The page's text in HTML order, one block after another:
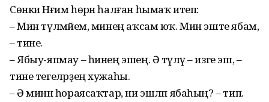
Сөнки Нәғим һөрән һалған һымаҡ итеп:
– Мин түләмәйем, минең аҡсам юҡ. Мин эште ябам,
– тине.
– Ябыу-япмау – һинең эшең. Ә түләү – изге эш, –
тине тегеләрҙең хужаһы.
– Ә минән һораясаҡтар, ни эшләп ябаһың? – тип.